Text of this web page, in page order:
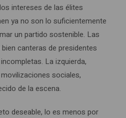
intereses de las élites
ya no son lo suficientemente
un partido sostenible. Las
canteras de presidentes
La izquierda,
sociales,
de la escena.
deseable, lo es menos por